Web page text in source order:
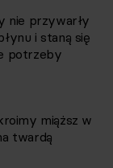
nie przywarły
i staną się
potrzeby
miąższ w
twardą